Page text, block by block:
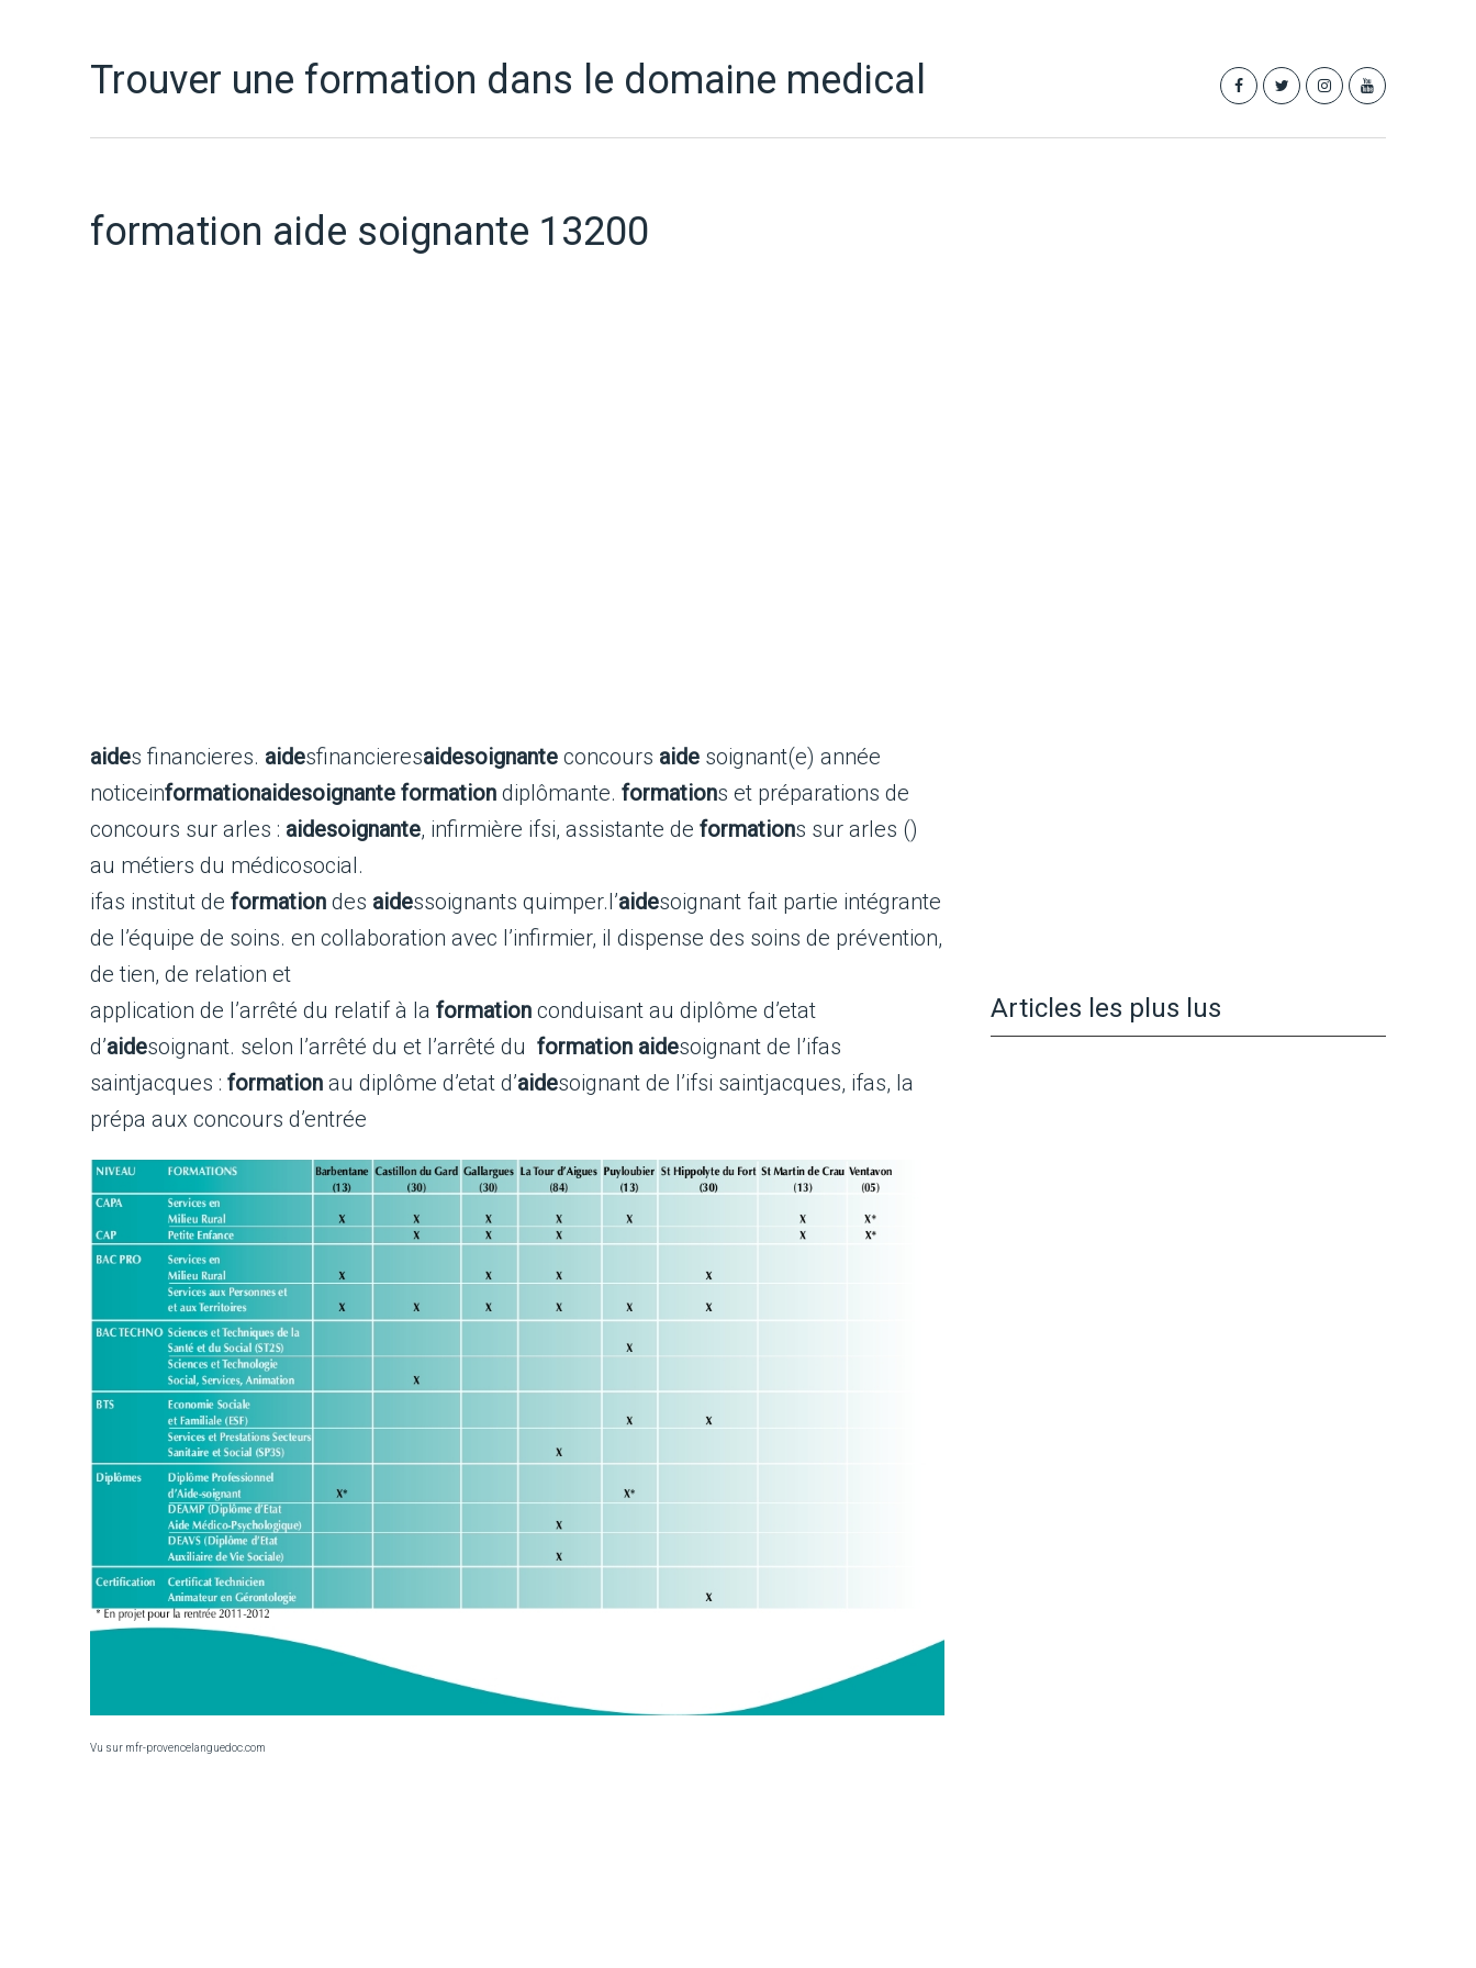
Trouver une formation dans le domaine medical
formation aide soignante 13200
aides financieres. aidesfinancieresaidesoignante concours aide soignant(e) année
noticeinformationaidesoignante formation diplômante. formations et préparations de
concours sur arles : aidesoignante, infirmière ifsi, assistante de formations sur arles ()
au métiers du médicosocial.
ifas institut de formation des aidessoignants quimper.l’aidesoignant fait partie intégrante
de l’équipe de soins. en collaboration avec l’infirmier, il dispense des soins de prévention,
de tien, de relation et
application de l’arrêté du relatif à la formation conduisant au diplôme d’etat
d’aidesoignant. selon l’arrêté du et l’arrêté du formation aidesoignant de l’ifas
saintjacques : formation au diplôme d’etat d’aidesoignant de l’ifsi saintjacques, ifas, la
prépa aux concours d’entrée
Vu sur mfr-provencelanguedoc.com
Articles les plus lus